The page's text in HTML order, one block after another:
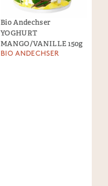
Bio Andechser
YOGHURT
MANGO/VANILLE 150g
BIO ANDECHSER